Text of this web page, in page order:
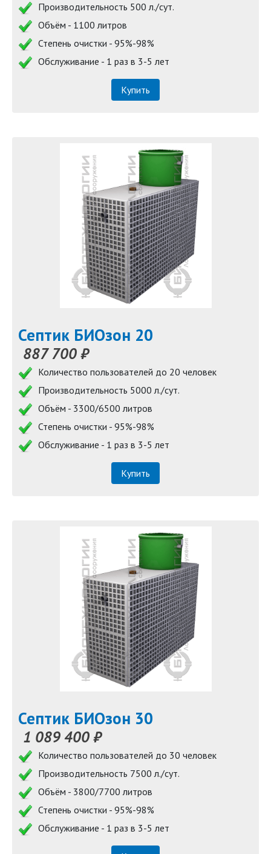
Производительность 500 л./сут.
Объём - 1100 литров
Степень очистки - 95%-98%
Обслуживание - 1 раз в 3-5 лет
Купить
Септик БИОзон 20
887 700 ₽
Количество пользователей до 20 человек
Производительность 5000 л./сут.
Объём - 3300/6500 литров
Степень очистки - 95%-98%
Обслуживание - 1 раз в 3-5 лет
Купить
Септик БИОзон 30
1 089 400 ₽
Количество пользователей до 30 человек
Производительность 7500 л./сут.
Объём - 3800/7700 литров
Степень очистки - 95%-98%
Обслуживание - 1 раз в 3-5 лет